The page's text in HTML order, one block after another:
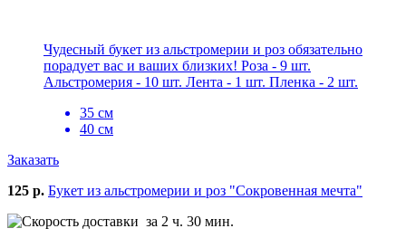
Чудесный букет из альстромерии и роз обязательно
порадует вас и ваших близких! Роза - 9 шт.
Альстромерия - 10 шт. Лента - 1 шт. Пленка - 2 шт.
35 см
40 см
Заказать
125 р. Букет из альстромерии и роз "Сокровенная мечта"
за 2 ч. 30 мин.